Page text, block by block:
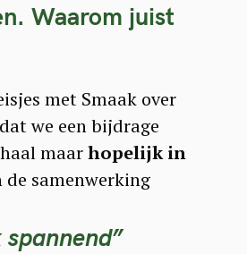
Waarom juist
met Smaak over
we een bijdrage
maarhopelijk in
samenwerking